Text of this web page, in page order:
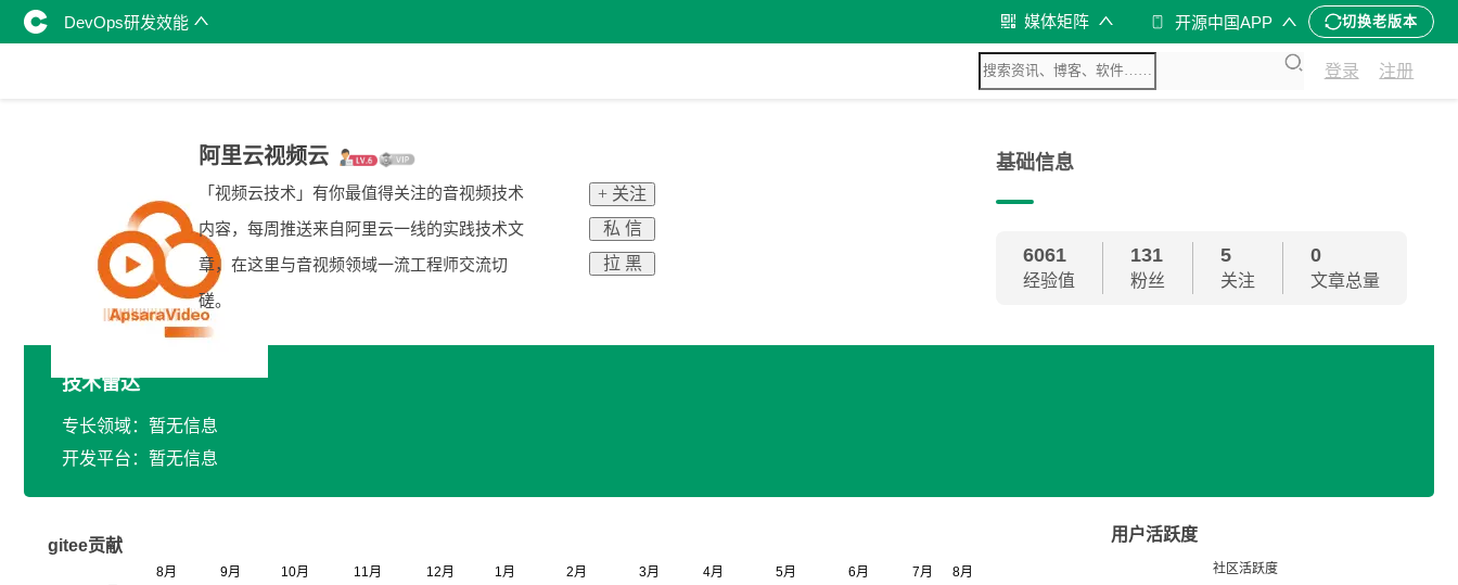
DevOps研发效能 媒体矩阵 开源中国APP 切换老版本
登录 注册
阿里云视频云
「视频云技术」有你最值得关注的音视频技术
内容，每周推送来自阿里云一线的实践技术文
章，在这里与音视频领域一流工程师交流切
磋。
+ 关注
私 信
拉 黑
基础信息
6061
经验值
131
粉丝
5
关注
0
文章总量
技术雷达
专长领域：暂无信息
开发平台：暂无信息
gitee贡献
用户活跃度